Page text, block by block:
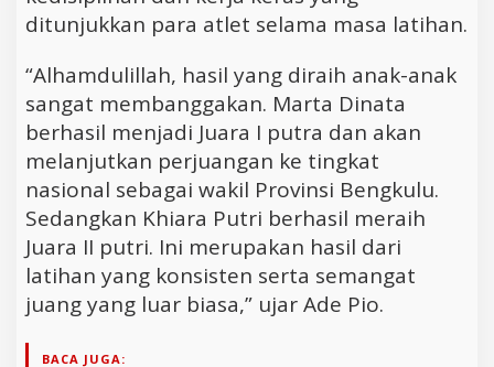
ditunjukkan para atlet selama masa latihan.
“Alhamdulillah, hasil yang diraih anak-anak
sangat membanggakan. Marta Dinata
berhasil menjadi Juara I putra dan akan
melanjutkan perjuangan ke tingkat
nasional sebagai wakil Provinsi Bengkulu.
Sedangkan Khiara Putri berhasil meraih
Juara II putri. Ini merupakan hasil dari
latihan yang konsisten serta semangat
juang yang luar biasa,” ujar Ade Pio.
BACA JUGA: